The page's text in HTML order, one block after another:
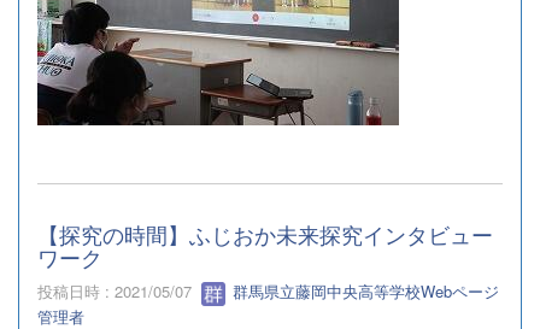
【探究の時間】ふじおか未来探究インタビュー
ワーク
投稿日時 : 2021/05/07
群馬県立藤岡中央高等学校Webページ
管理者